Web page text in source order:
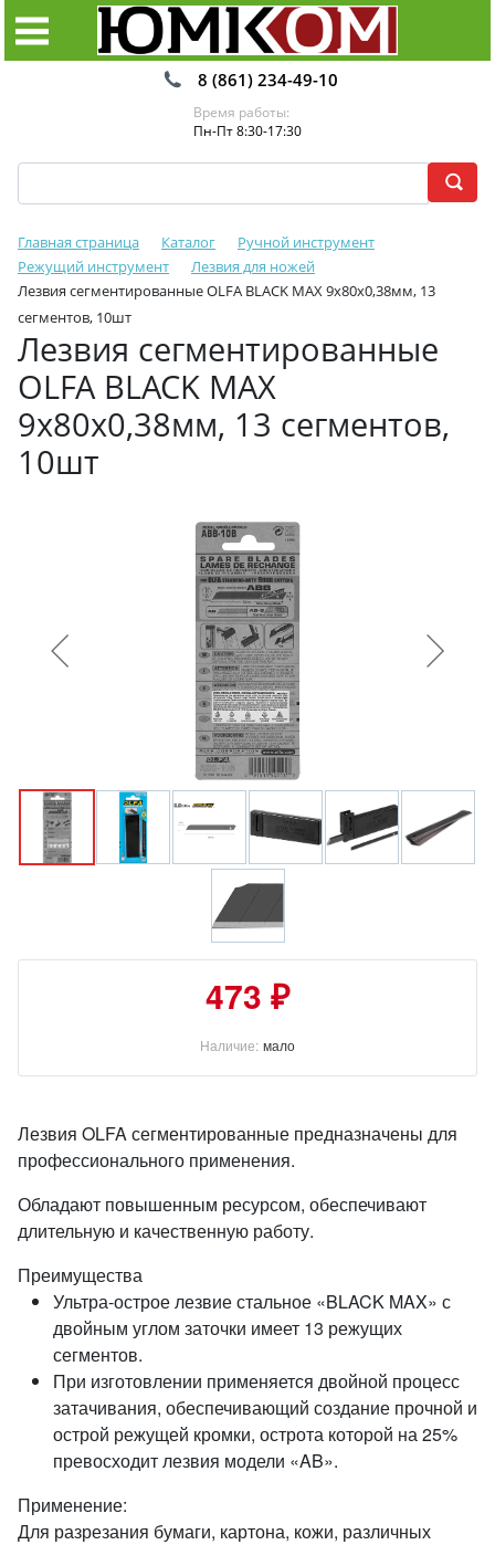
8 (861) 234-49-10
Время работы:
Пн-Пт 8:30-17:30
Главная страница Каталог
Ручной инструмент
Режущий инструмент
Лезвия для ножей
Лезвия сегментированные OLFA BLACK MAX 9х80х0,38мм, 13
сегментов, 10шт
Лезвия сегментированные
OLFA BLACK MAX
9х80х0,38мм, 13 сегментов,
10шт
473 ₽
Наличие: мало
Лезвия OLFA сегментированные предназначены для
профессионального применения.
Обладают повышенным ресурсом, обеспечивают
длительную и качественную работу.
Преимущества
Ультра-острое лезвие стальное «BLACK MAX» с
двойным углом заточки имеет 13 режущих
сегментов.
При изготовлении применяется двойной процесс
затачивания, обеспечивающий создание прочной и
острой режущей кромки, острота которой на 25%
превосходит лезвия модели «AB».
Применение:
Для разрезания бумаги, картона, кожи, различных